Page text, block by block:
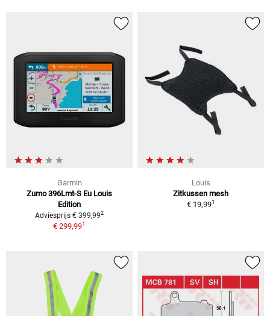
Garmin
Zumo 396Lmt-S Eu Louis
Edition
Adviesprijs € 399,992
€ 299,991
Louis
Zitkussen mesh
€ 19,991